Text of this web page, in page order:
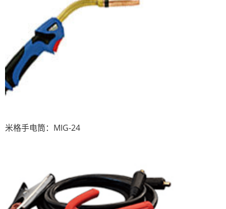
米格手电筒：MIG-24